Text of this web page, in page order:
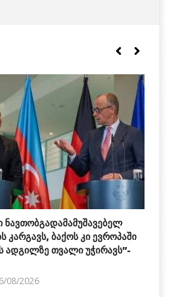
ნავთობგადამამუშავებელ
კარგავს, ბაქოს კი ევროპაში
ადგილზე თვალი უჭირავს”-
08/2026